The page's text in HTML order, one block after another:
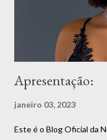
Apresentação:
janeiro 03, 2023
Este é o Blog Oficial da